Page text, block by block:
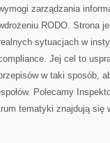
zarządzania
RODO. Strona
sytuacjach w
Jej cel to
w taki sposób,
Polecamy
tematyki znajdują się